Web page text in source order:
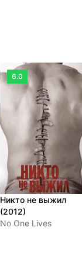
6.0
Никто не выжил
(2012)
No One Lives